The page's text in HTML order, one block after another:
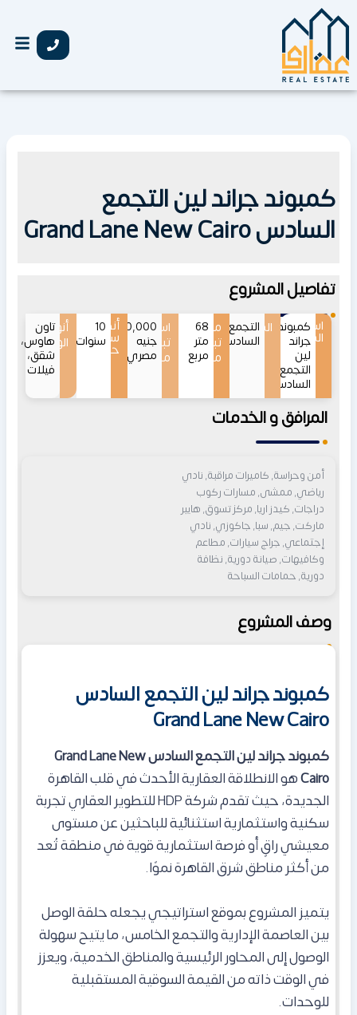
تخطي
إلى
كمبوند جراند لين التجمع
السادس Grand Lane New Cairo
تفاصيل المشروع
اسم
المشروع
كمبوند
جراند
لين
التجمع
السادس
الموقع
التجمع
السادس
مساحات
تبدأ
من
68
متر
مربع
اسعار
تبدأ
من
3,500,000
جنيه
مصري
أنظمة
سداد
حتى
10
سنوات
أنواع
الوحدات
تاون
هاوس،
شقق،
فيلات
المرافق و الخدمات
أمن وحراسة, كاميرات مراقبة, نادي
رياضي, ممشى, مسارات ركوب
دراجات, كيدز اريا, مركز تسوق, هايبر
ماركت, جيم, سبا, جاكوزي, نادي
إجتماعي, جراج سيارات, مطاعم
وكافيهات, صيانة دورية, نظافة
دورية, حمامات السباحة
وصف المشروع
كمبوند جراند لين التجمع السادس
Grand Lane New Cairo
كمبوند جراند لين التجمع السادسGrand Lane New
Cairoهو الانطلاقة العقارية الأحدث في قلب القاهرة
الجديدة، حيث تقدم شركة HDP للتطوير العقاري تجربة
سكنية واستثمارية استثنائية للباحثين عن مستوى
معيشي راقٍ أو فرصة استثمارية قوية في منطقة تُعد
من أكثر مناطق شرق القاهرة نموًا.
يتميز المشروع بموقع استراتيجي يجعله حلقة الوصل
بين العاصمة الإدارية والتجمع الخامس، ما يتيح سهولة
الوصول إلى المحاور الرئيسية والمناطق الخدمية، ويعزز
في الوقت ذاته من القيمة السوقية المستقبلية
للوحدات.